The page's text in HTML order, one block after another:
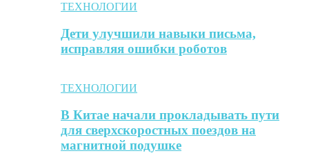
ТЕХНОЛОГИИ
Дети улучшили навыки письма,
исправляя ошибки роботов
ТЕХНОЛОГИИ
В Китае начали прокладывать пути
для сверхскоростных поездов на
магнитной подушке